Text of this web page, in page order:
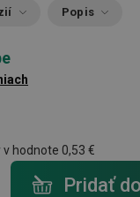
Popis
v hodnote 0,53 €
- počet
Pridať